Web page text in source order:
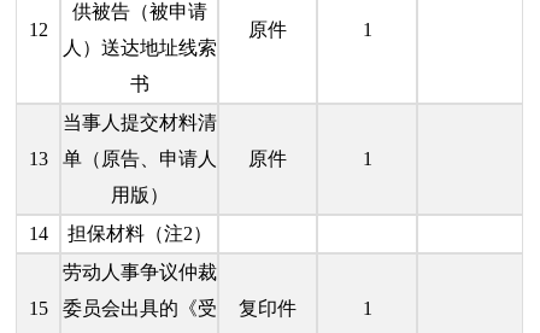
12
供被告（被申请
人）送达地址线索
书
原件 1
13
当事人提交材料清
单（原告、申请人
用版）
原件 1
14 担保材料（注2）
15
劳动人事争议仲裁
委员会出具的《受
复印件 1